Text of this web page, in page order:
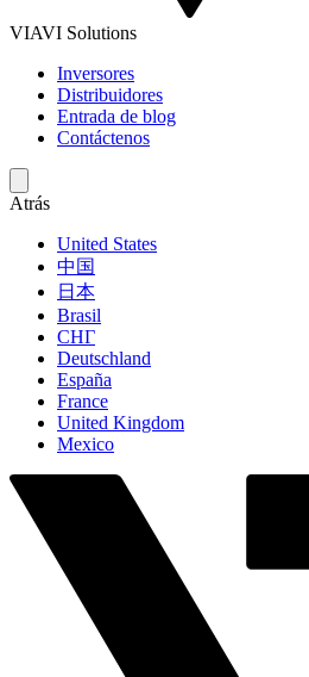
VIAVI Solutions
Inversores
Distribuidores
Entrada de blog
Contáctenos
Atrás
United States
中国
日本
Brasil
СНГ
Deutschland
España
France
United Kingdom
Mexico